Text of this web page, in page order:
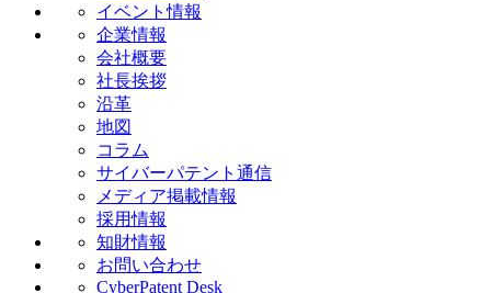
イベント情報
企業情報
会社概要
社長挨拶
沿革
地図
コラム
サイバーパテント通信
メディア掲載情報
採用情報
知財情報
お問い合わせ
CyberPatent Desk